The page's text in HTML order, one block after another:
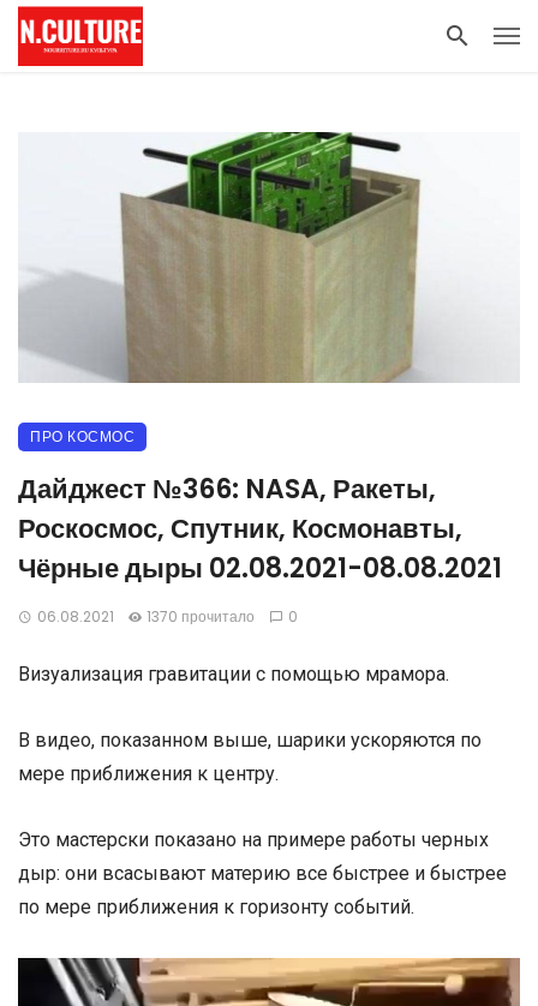
ПРО КОСМОС
Дайджест №366: NASA, Ракеты,
Роскосмос, Спутник, Космонавты,
Чёрные дыры 02.08.2021-08.08.2021
06.08.2021 1370 прочитало 0
Визуализация гравитации с помощью мрамора.
В видео, показанном выше, шарики ускоряются по
мере приближения к центру.
Это мастерски показано на примере работы черных
дыр: они всасывают материю все быстрее и быстрее
по мере приближения к горизонту событий.
Видеоплеер